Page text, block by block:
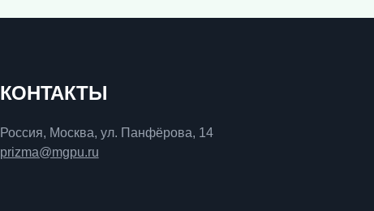
КОНТАКТЫ
Россия, Москва, ул. Панфёрова, 14
prizma@mgpu.ru